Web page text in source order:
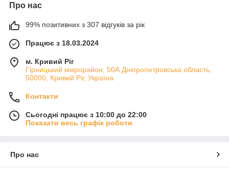
Про нас
99% позитивних з 307 відгуків за рік
Працює з 18.03.2024
м. Кривий Ріг
Гірницький мікрорайон, 50А Дніпропетровська область,
50000, Кривий Ріг, Україна
Контакти
Сьогодні працює з 10:00 до 22:00
Показати весь графік роботи
Про нас